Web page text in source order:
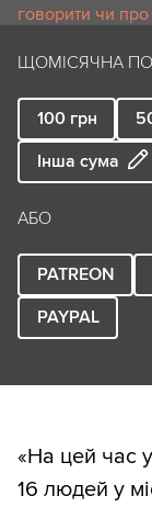
говорити чи
ЩОМІСЯЧНА
100 грн
Інша сума
АБО
PATREON
PAYPAL
«На цей час
16 людей у